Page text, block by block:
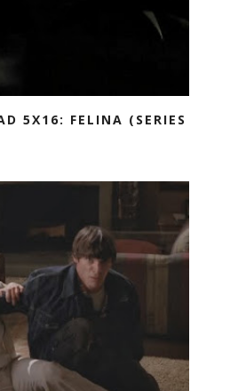
5X16: FELINA (SERIES